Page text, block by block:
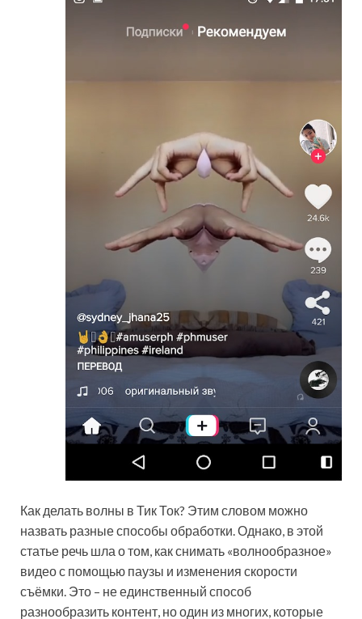
Как делать волны в Тик Ток? Этим словом можно
назвать разные способы обработки. Однако, в этой
статье речь шла о том, как снимать «волнообразное»
видео с помощью паузы и изменения скорости
съёмки. Это – не единственный способ
разнообразить контент, но один из многих, которые